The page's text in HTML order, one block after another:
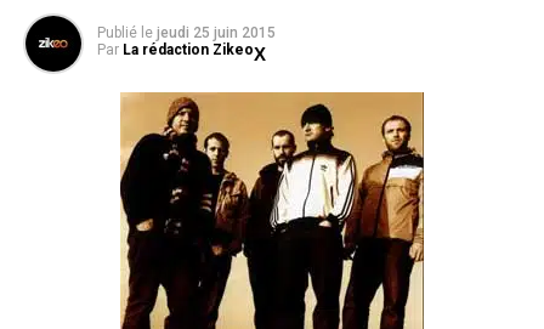
Publié le jeudi 25 juin 2015
Par La rédaction Zikeo